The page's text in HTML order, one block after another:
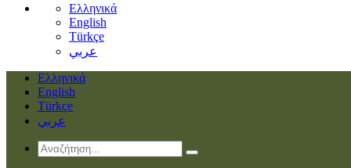
Ελληνικά
English
Türkçe
عربي
Ελληνικά
English
Türkçe
عربي